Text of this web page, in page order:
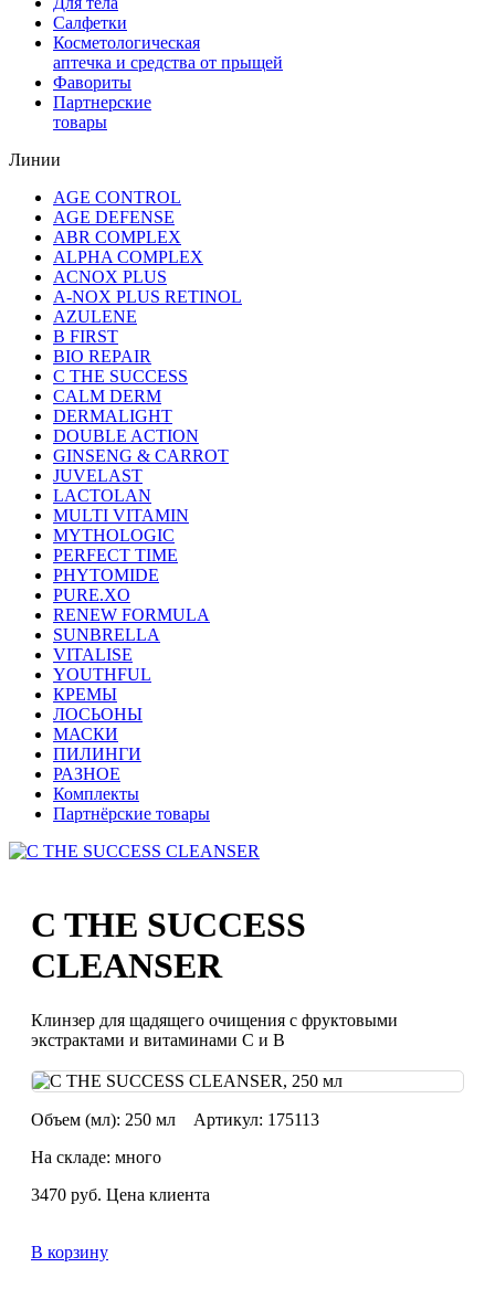
Салфетки
Косметологическая
аптечка и средства от прыщей
Фавориты
Партнерские
товары
Линии
AGE CONTROL
AGE DEFENSE
ABR COMPLEX
ALPHA COMPLEX
ACNOX PLUS
A-NOX PLUS RETINOL
AZULENE
B FIRST
BIO REPAIR
C THE SUCCESS
CALM DERM
DERMALIGHT
DOUBLE ACTION
GINSENG & CARROT
JUVELAST
LACTOLAN
MULTI VITAMIN
MYTHOLOGIC
PERFECT TIME
PHYTOMIDE
PURE.XO
RENEW FORMULA
SUNBRELLA
VITALISE
YOUTHFUL
КРЕМЫ
ЛОСЬОНЫ
МАСКИ
ПИЛИНГИ
РАЗНОЕ
Комплекты
Партнёрские товары
C THE SUCCESS
CLEANSER
Клинзер для щадящего очищения с фруктовыми
экстрактами и витаминами С и B
Объем (мл): 250 мл Артикул: 175113
На складе: много
3470 руб. Цена клиента
В корзину